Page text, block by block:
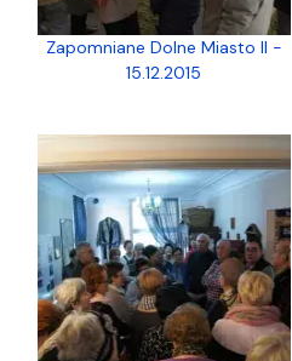
Zapomniane Dolne Miasto II -
15.12.2015